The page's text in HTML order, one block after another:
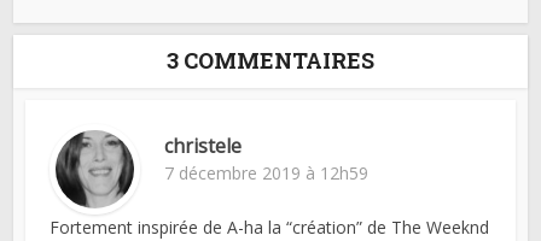
3 COMMENTAIRES
christele
7 décembre 2019 à 12h59
Fortement inspirée de A-ha la “création” de The Weeknd